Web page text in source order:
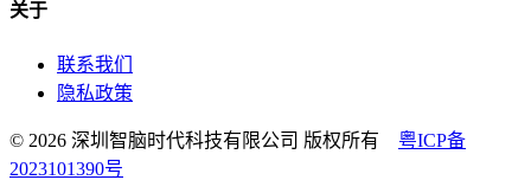
关于
联系我们
隐私政策
© 2026 深圳智脑时代科技有限公司 版权所有 粤ICP备
2023101390号